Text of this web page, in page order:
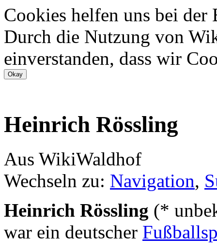
Cookies helfen uns bei
Durch die Nutzung von
einverstanden, dass wir
Heinrich Rössling
Aus WikiWaldhof
Wechseln zu: Navigation,
Heinrich Rössling (*
war ein deutscher